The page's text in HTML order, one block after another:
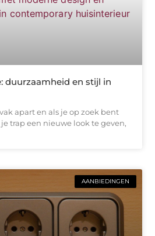
duurzaamheid en stijl in
apart en als je op zoek bent
trap een nieuwe look te geven,
AANBIEDINGEN